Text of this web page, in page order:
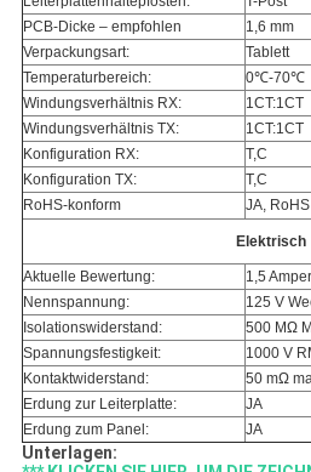
PCB-Dicke – empfohlen
1,6 mm
Verpackungsart:
Tablett
Temperaturbereich:
0℃-70℃
Windungsverhältnis RX:
1CT:1CT
Windungsverhältnis TX:
1CT:1CT
Konfiguration RX:
T,C
Konfiguration TX:
T,C
RoHS-konform
JA,
Elektrisch
Aktuelle Bewertung:
1,5
Nennspannung:
125 V
Isolationswiderstand:
500 MΩ
Spannungsfestigkeit:
1000 V
Kontaktwiderstand:
50 mΩ
Erdung zur Leiterplatte:
JA
Erdung zum Panel:
JA
Unterlagen: